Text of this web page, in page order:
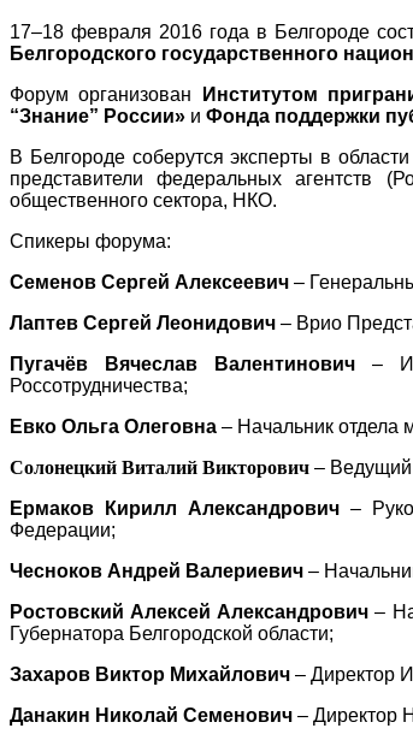
17–18 февраля 2016 года в Белгороде
Белгородского государственного
Форум организован
Институтом
“Знание” России» и Фонда поддержки
В Белгороде соберутся эксперты в
представители федеральных агентств
общественного сектора, НКО.
Спикеры форума:
Семенов Сергей Алексеевич –
Лаптев Сергей Леонидович – Врио
Пугачёв Вячеслав Валентинович –
Россотрудничества;
Евко Ольга Олеговна – Начальник отдела
Солонецкий Виталий Викторович – Ведущий
Ермаков Кирилл Александрович –
Федерации;
Чесноков Андрей Валериевич –
РостовскийАлексей Александрович –
Губернатора Белгородской области;
Захаров Виктор Михайлович – Директор
Данакин Николай Семенович – Директор